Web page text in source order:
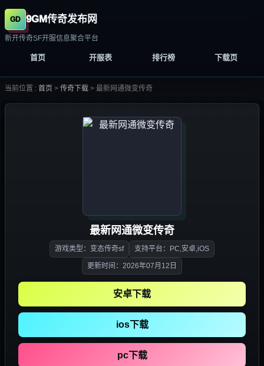
9GM传奇发布网
新开传奇SF开服信息聚合平台
首页 开服表 排行榜 下载页
当前位置 : 首页 > 传奇下载 > 最新网通微变传奇
最新网通微变传奇
游戏类型：变态传奇sf 支持平台：PC,安卓,iOS
更新时间：2026年07月12日
安卓下载
ios下载
pc下载